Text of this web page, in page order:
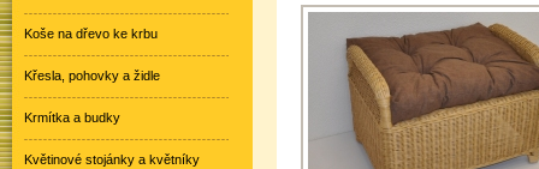
Koše na dřevo ke krbu
Křesla, pohovky a židle
Krmítka a budky
Květinové stojánky a květníky